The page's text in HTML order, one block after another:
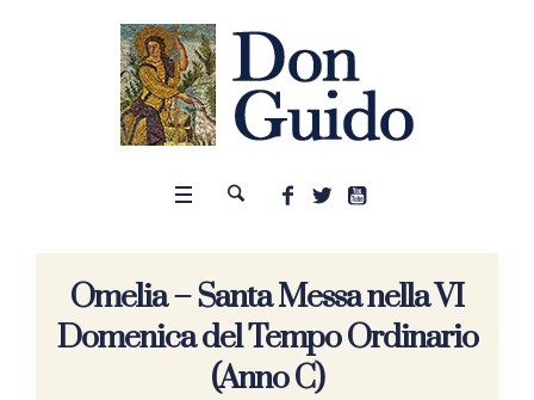
Omelia – Santa Messa nella VI
Domenica del Tempo Ordinario
(Anno C)